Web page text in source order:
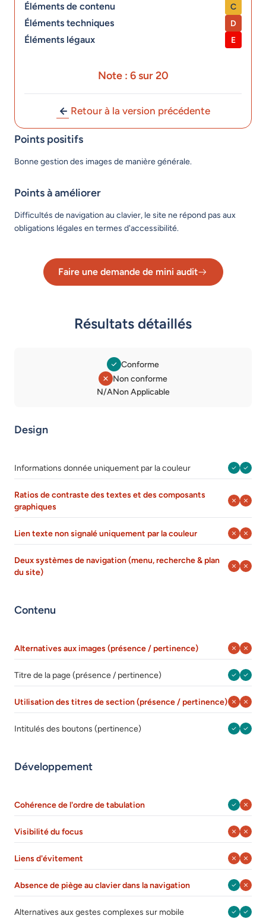
Éléments de contenu C
Éléments techniques D
Éléments légaux E
Note : 6 sur 20
Retour à la version précédente
Points positifs
Bonne gestion des images de manière générale.
Points à améliorer
Difficultés de navigation au clavier, le site ne répond pas aux
obligations légales en termes d'accessibilité.
Faire une demande de mini audit
Lien vers le formulaire de
Résultats détaillés
Légende des statuts
Conforme
Non conforme
N/ANon Applicable
Design
Informations donnée uniquement par la couleur Août
Ratios de contraste des textes et des composants
graphiques
Août
Lien texte non signalé uniquement par la couleur Août
Deux systèmes de navigation (menu, recherche & plan
du site)
Août
Contenu
Alternatives aux images (présence / pertinence) Août
Titre de la page (présence / pertinence) Août
Utilisation des titres de section (présence / pertinence) Août
Intitulés des boutons (pertinence) Août
Développement
Cohérence de l'ordre de tabulation Août
Visibilité du focus Août
Liens d'évitement Août
Absence de piège au clavier dans la navigation Août
Alternatives aux gestes complexes sur mobile Août